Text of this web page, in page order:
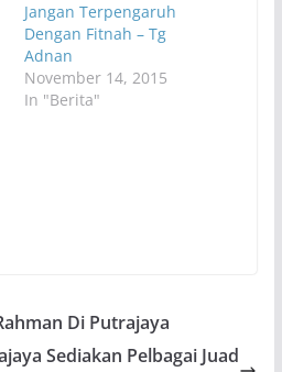
Jangan Terpengaruh
Dengan Fitnah – Tg
Adnan
November 14, 2015
In "Berita"
Di Putrajaya
Sediakan Pelbagai Juad